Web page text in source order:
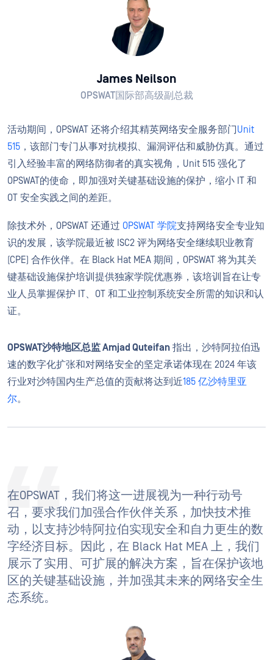
James Neilson
OPSWAT国际部高级副总裁
活动期间，OPSWAT 还将介绍其精英网络安全服务部门Unit
515 ，该部门专门从事对抗模拟、漏洞评估和威胁仿真。通过
引入经验丰富的网络防御者的真实视角，Unit 515 强化了
OPSWAT的使命，即加强对关键基础设施的保护，缩小 IT 和
OT 安全实践之间的差距。
除技术外，OPSWAT 还通过 OPSWAT 学院支持网络安全专业知
识的发展，该学院最近被 ISC2 评为网络安全继续职业教育
(CPE) 合作伙伴。在 Black Hat MEA 期间，OPSWAT 将为其关
键基础设施保护培训提供独家学院优惠券，该培训旨在让专
业人员掌握保护 IT、OT 和工业控制系统安全所需的知识和认
证。
OPSWAT沙特地区总监 Amjad Quteifan 指出，沙特阿拉伯迅
速的数字化扩张和对网络安全的坚定承诺体现在 2024 年该
行业对沙特国内生产总值的贡献将达到近185 亿沙特里亚
尔。
在OPSWAT，我们将这一进展视为一种行动号
召，要求我们加强合作伙伴关系，加快技术推
动，以支持沙特阿拉伯实现安全和自力更生的数
字经济目标。因此，在 Black Hat MEA 上，我们
展示了实用、可扩展的解决方案，旨在保护该地
区的关键基础设施，并加强其未来的网络安全生
态系统。